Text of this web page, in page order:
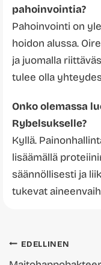
pahoinvointia?
Pahoinvointi on
hoidon alussa.
ja juomalla
tulee olla
Onko olemassa
Rybelsukselle?
Kyllä.
lisäämällä
säännöllisesti ja
tukevat
Artikkelien
EDELLINEN